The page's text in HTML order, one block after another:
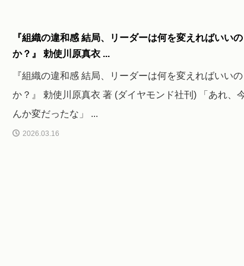
『組織の違和感 結局、リーダーは何を変えればいいの
か？』 勅使川原真衣 ...
『組織の違和感 結局、リーダーは何を変えればいいの
か？』 勅使川原真衣 著 (ダイヤモンド社刊) 「あれ、
んか変だったな」 ...
2026.03.16